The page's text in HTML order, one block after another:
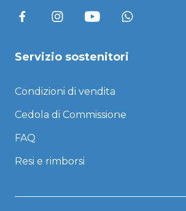
Servizio sostenitori
Condizioni di vendita
Cedola di Commissione
FAQ
Resi e rimborsi